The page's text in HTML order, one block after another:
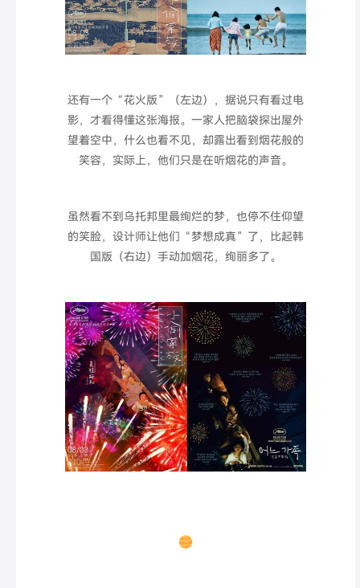
还有一个“花火版”（左边），据说只有看过电
影，才看得懂这张海报。一家人把脑袋探出屋外
望着空中，什么也看不见，却露出看到烟花般的
笑容，实际上，他们只是在听烟花的声音。
虽然看不到乌托邦里最绚烂的梦，也停不住仰望
的笑脸，设计师让他们“梦想成真”了，比起韩
国版（右边）手动加烟花，绚丽多了。